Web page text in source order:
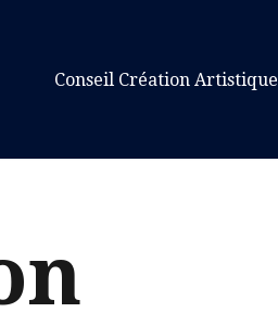
Conseil Création Artistique